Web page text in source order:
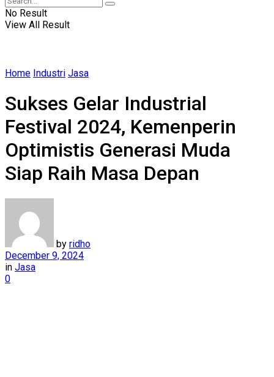
No Result
View All Result
Home Industri Jasa
Sukses Gelar Industrial
Festival 2024, Kemenperin
Optimistis Generasi Muda
Siap Raih Masa Depan
by ridho
December 9, 2024
in Jasa
0